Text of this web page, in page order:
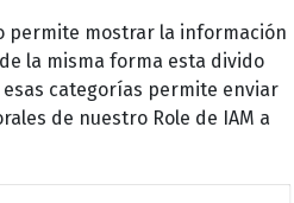
permite mostrar la información
la misma forma esta divido
categorías permite enviar
de nuestro Role de IAM a